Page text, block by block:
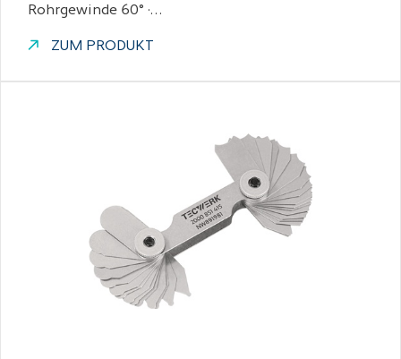
Rohrgewinde 60° ·…
ZUM PRODUKT